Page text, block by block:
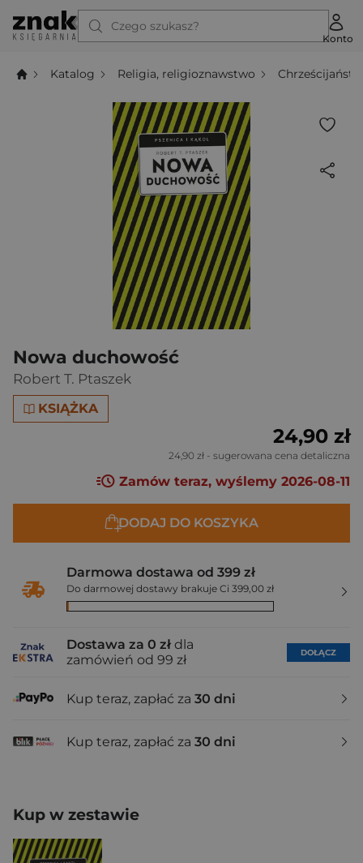
Czego szukasz?
Konto
Katalog Religia, religioznawstwo
Nowa duchowość
Robert T. Ptaszek
KSIĄŻKA
24,90 zł
24,90 zł - sugerowana cena detaliczna
Zamów teraz, wyślemy 2026-08-11
DODAJ DO KOSZYKA
Darmowa dostawa od 399 zł
Do darmowej dostawy brakuje Ci 399,00 zł
Dostawa za 0 zł dla
zamówień od 99 zł
DOŁĄCZ
Kup teraz, zapłać za 30 dni
Kup teraz, zapłać za 30 dni
Kup w zestawie